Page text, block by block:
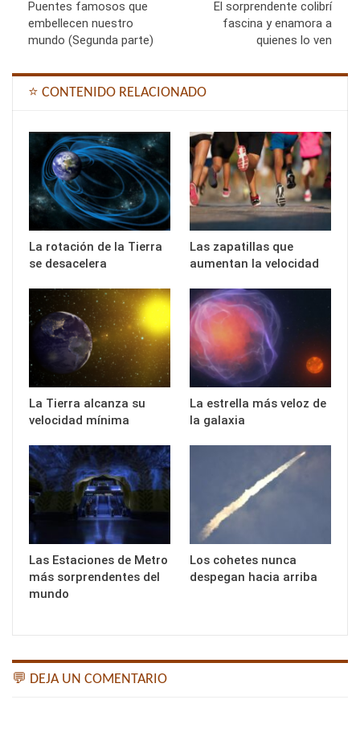
Puentes famosos que
embellecen nuestro
mundo (Segunda parte)
El sorprendente colibrí
fascina y enamora a
quienes lo ven
⭐ CONTENIDO RELACIONADO
La rotación de la Tierra
se desacelera
Las zapatillas que
aumentan la velocidad
La Tierra alcanza su
velocidad mínima
La estrella más veloz de
la galaxia
Las Estaciones de Metro
más sorprendentes del
mundo
Los cohetes nunca
despegan hacia arriba
💬 DEJA UN COMENTARIO